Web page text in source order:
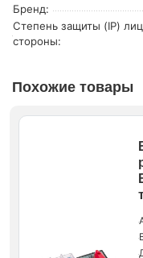
Бренд:
Степень защиты (IP)
стороны:
Похожие товары